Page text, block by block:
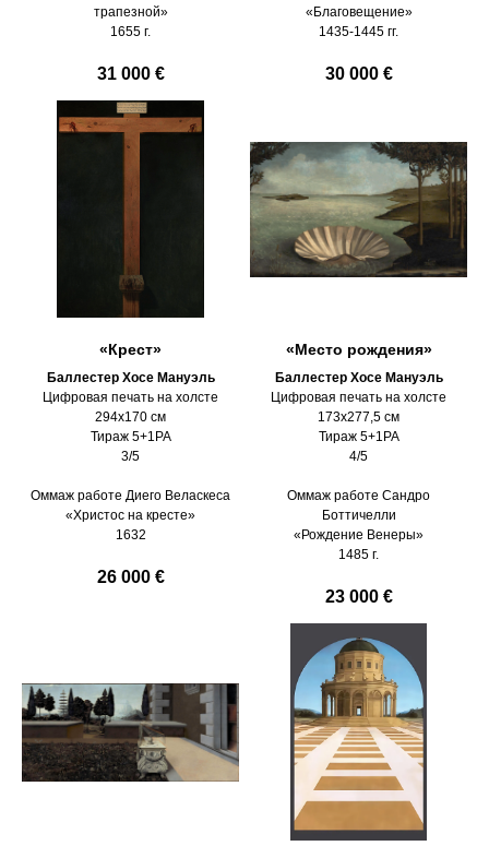
трапезной»
1655 г.
31 000 €
«Благовещение»
1435-1445 гг.
30 000 €
«Крест»
Баллестер Хосе Мануэль
Цифровая печать на холсте
294х170 см
Тираж 5+1PA
3/5
Оммаж работе Диего Веласкеса
«Христос на кресте»
1632
26 000 €
«Место рождения»
Баллестер Хосе Мануэль
Цифровая печать на холсте
173х277,5 см
Тираж 5+1PA
4/5
Оммаж работе Сандро
Боттичелли
«Рождение Венеры»
1485 г.
23 000 €